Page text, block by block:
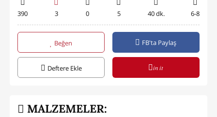
390 3 0 5 40 dk. 6-8
Beğen FB'ta Paylaş
Deftere Ekle in it
MALZEMELER: